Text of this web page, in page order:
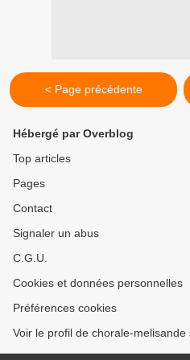
< Page précédente
Hébergé par Overblog
Top articles
Pages
Contact
Signaler un abus
C.G.U.
Cookies et données personnelles
Préférences cookies
Voir le profil de chorale-